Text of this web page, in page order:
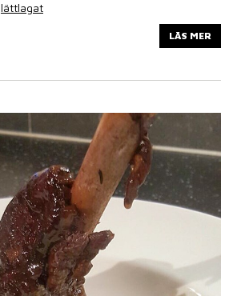
lättlagat
LÄS MER